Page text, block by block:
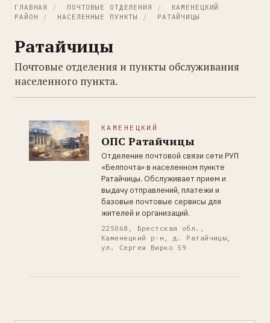
ГЛАВНАЯ / ПОЧТОВЫЕ ОТДЕЛЕНИЯ /
КАМЕНЕЦКИЙ
РАЙОН
/ НАСЕЛЕННЫЕ ПУНКТЫ / РАТАЙЧИЦЫ
Ратайчицы
Почтовые отделения и пункты обслуживания
населенного пункта.
КАМЕНЕЦКИЙ
ОПС Ратайчицы
Отделение почтовой связи сети РУП
«Белпочта» в населенном пункте
Ратайчицы. Обслуживает прием и
выдачу отправлений, платежи и
базовые почтовые сервисы для
жителей и организаций.
225068, Брестская обл.,
Каменецкий р-н, д. Ратайчицы,
ул. Сергея Вирко 59